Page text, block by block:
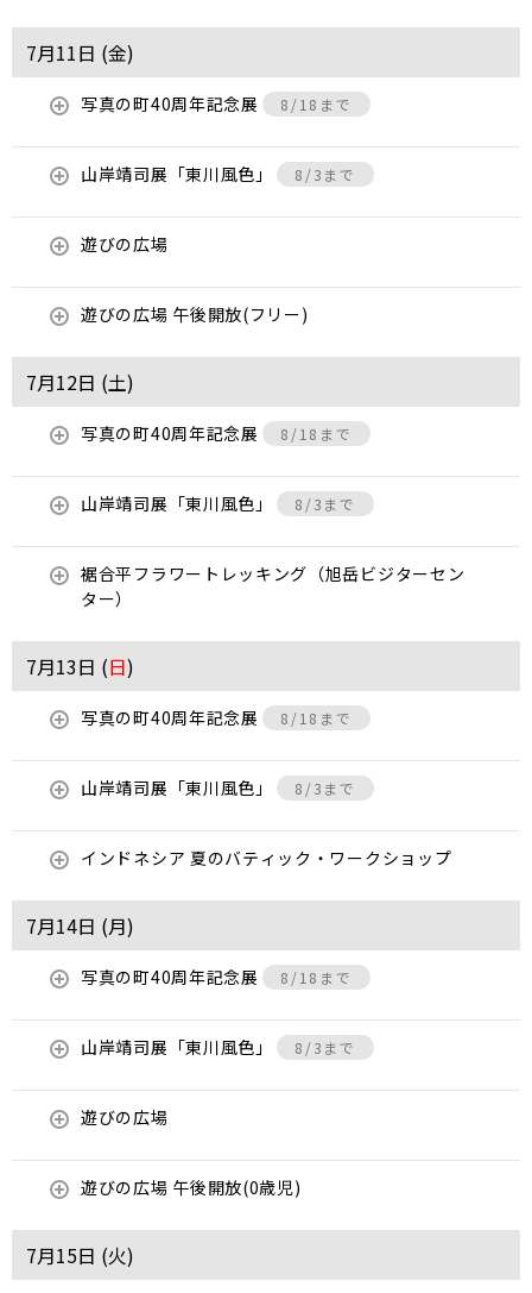
7月11日 (金)
写真の町40周年記念展 8/18まで
山岸靖司展「東川風色」 8/3まで
遊びの広場
遊びの広場 午後開放(フリー)
7月12日 (土)
写真の町40周年記念展 8/18まで
山岸靖司展「東川風色」 8/3まで
裾合平フラワートレッキング（旭岳ビジターセン
ター）
7月13日 (日)
写真の町40周年記念展 8/18まで
山岸靖司展「東川風色」 8/3まで
インドネシア 夏のバティック・ワークショップ
7月14日 (月)
写真の町40周年記念展 8/18まで
山岸靖司展「東川風色」 8/3まで
遊びの広場
遊びの広場 午後開放(0歳児)
7月15日 (火)